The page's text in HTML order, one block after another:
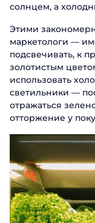
солнцем, а
Этими
маркетологи —
подсвечивать, к
золотистым
использовать
светильники —
отражаться
отторжение у